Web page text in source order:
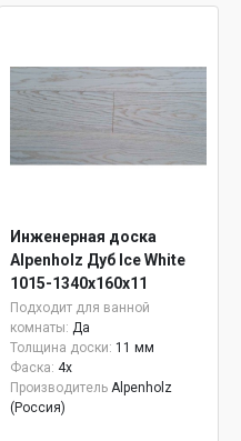
Инженерная доска
Alpenholz Дуб Ice White
1015-1340х160х11
Подходит для ванной
комнаты: Да
Толщина доски: 11 мм
Фаска: 4x
Производитель Alpenholz
(Россия)